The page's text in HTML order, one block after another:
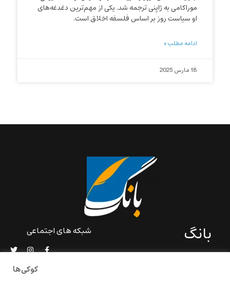
موراکامی به ژاپنی ترجمه شد. یکی از مهم‌ترین دغدغه‌های
او سیاست روز بر اساس فلسفه اخلاق است.
ادامه مطلب »
18 مارس 2025
بانگ شبکه های اجتماعی
کوکی‌ها